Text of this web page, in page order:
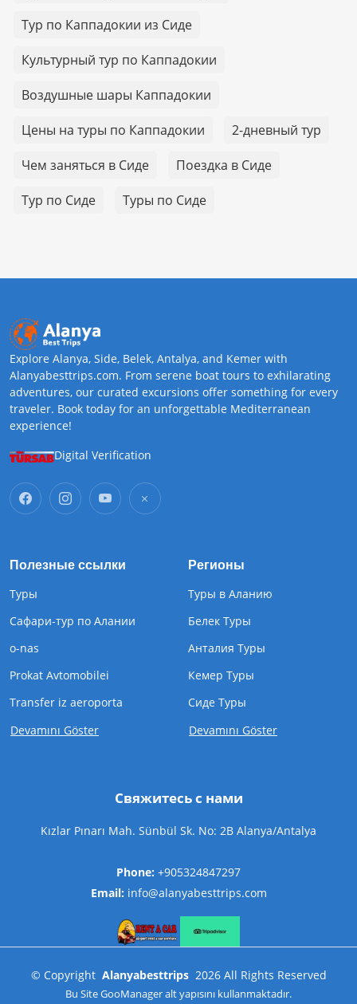
Тур по Каппадокии из Сиде
Культурный тур по Каппадокии
Воздушные шары Каппадокии
Цены на туры по Каппадокии
2-дневный тур
Чем заняться в Сиде
Поездка в Сиде
Тур по Сиде
Туры по Сиде
Explore Alanya, Side, Belek, Antalya, and Kemer with
Alanyabesttrips.com. From serene boat tours to exhilarating
adventures, our curated excursions offer something for every
traveler. Book today for an unforgettable Mediterranean
experience!
Digital Verification
Полезные ссылки
Туры
Сафари-тур по Алании
o-nas
Prokat Avtomobilei
Transfer iz aeroporta
Devamını Göster
Регионы
Туры в Аланию
Белек Туры
Анталия Туры
Кемер Туры
Cиде Туры
Devamını Göster
Свяжитесь с нами
Kızlar Pınarı Mah. Sünbül Sk. No: 2B Alanya/Antalya
Phone: +905324847297
Email: info@alanyabesttrips.com
© Copyright Alanyabesttrips 2026 All Rights Reserved
Bu SiteGooManageralt yapısını kullanmaktadır.